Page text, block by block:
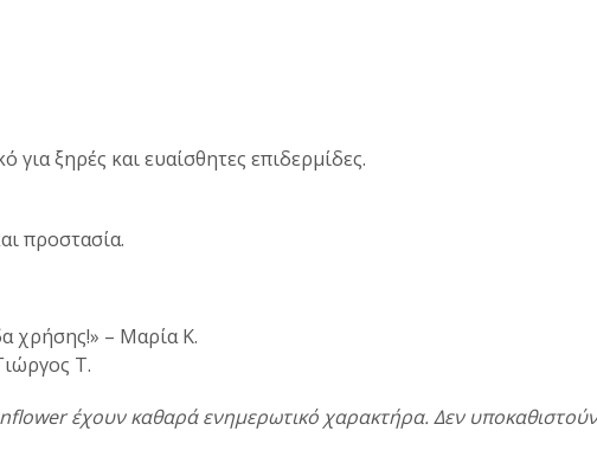
ξηρές και ευαίσθητες επιδερμίδες.
προστασία.
χρήσης!» – Μαρία Κ.
Τ.
έχουν καθαρά ενημερωτικό χαρακτήρα. Δεν